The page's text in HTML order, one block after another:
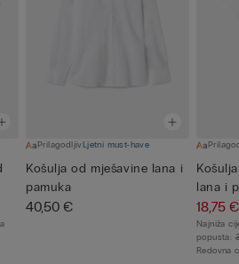
PrilagodljivLjetni must-have
Košulja od mješavine lana i
pamuka
40,50 €
lana i
18,75 €
Najniža
popusta:
Redovna